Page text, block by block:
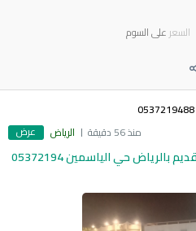
السعر على السوم
منذ 56 دقيقة
الرياض عرض
طش تخلص من الاثاث القديم بالرياض حي الياسمين 05372194